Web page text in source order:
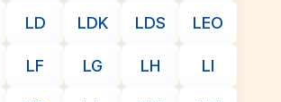
LD LDK LDS LEO
LF LG LH LI